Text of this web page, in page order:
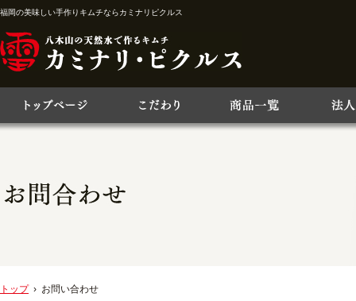
福岡の美味しい手作りキムチならカミナリピクルス
トップ › お問い合わせ